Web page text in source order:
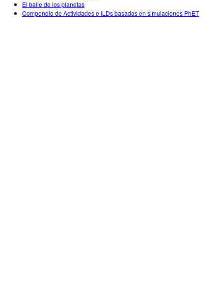
Biologia
Virtual Workshops
Inclusive Design
KIRJAUDU SISÄÄN / REKISTERÖIDY
El baile de los planetas
Compendio de Actividades e ILDs basadas en simulaciones PhET